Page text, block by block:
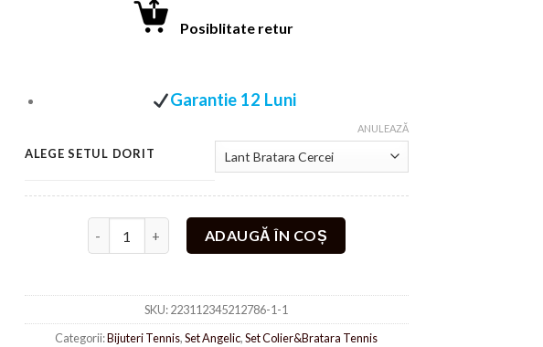
Posiblitate retur
Garantie 12 Luni
ALEGE SETUL DORIT
ANULEAZĂ
Cantitate Set Tennis Lant Bratara si Cercei Divine Verde Smarald
ADAUGĂ ÎN COȘ
SKU:223112345212786-1-1
Categorii:Bijuteri Tennis,Set Angelic,Set Colier&Bratara Tennis